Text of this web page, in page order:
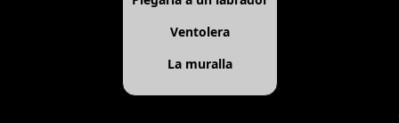
Ventolera
La muralla